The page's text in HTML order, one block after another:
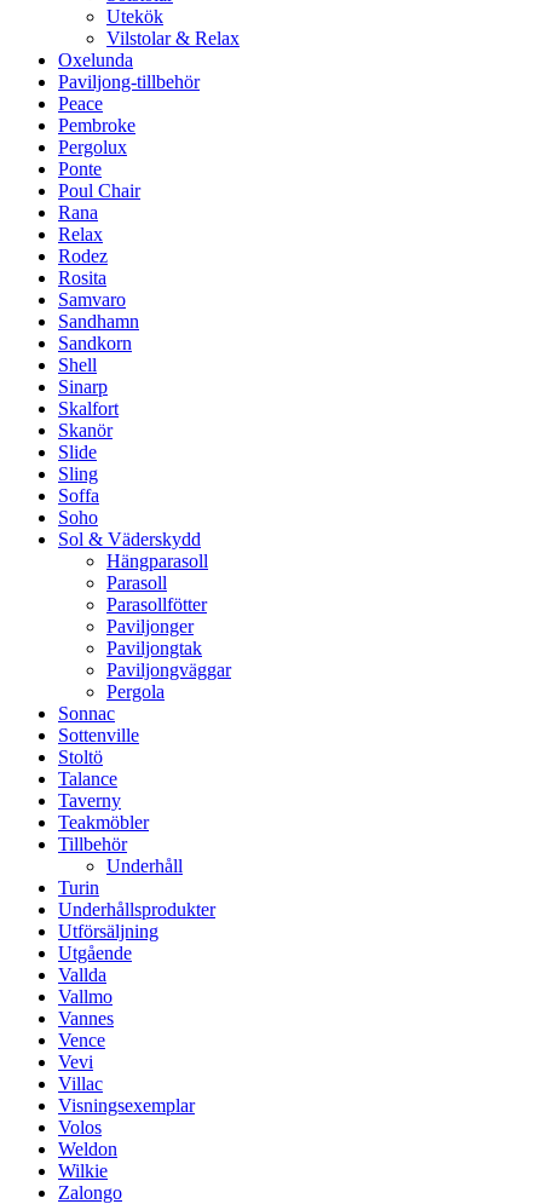
Utekök
Vilstolar & Relax
Oxelunda
Paviljong-tillbehör
Peace
Pembroke
Pergolux
Ponte
Poul Chair
Rana
Relax
Rodez
Rosita
Samvaro
Sandhamn
Sandkorn
Shell
Sinarp
Skalfort
Skanör
Slide
Sling
Soffa
Soho
Sol & Väderskydd
Hängparasoll
Parasoll
Parasollfötter
Paviljonger
Paviljongtak
Paviljongväggar
Pergola
Sonnac
Sottenville
Stoltö
Talance
Taverny
Teakmöbler
Tillbehör
Underhåll
Turin
Underhållsprodukter
Utförsäljning
Utgående
Vallda
Vallmo
Vannes
Vence
Vevi
Villac
Visningsexemplar
Volos
Weldon
Wilkie
Zalongo